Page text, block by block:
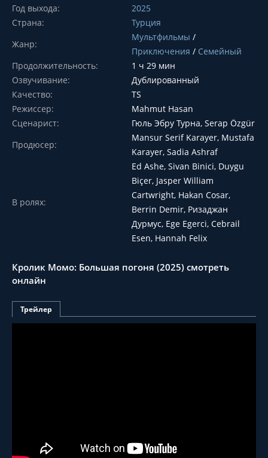
Год выхода:
2025
Страна:
Турция
Жанр:
Мультфильмы /
Приключения / Семейный
Продолжительность:
1 ч 29 мин
Озвучивание:
Дублированный
Качество:
TS
Режиссер:
Mahmut Hasan
Сценарист:
Гюль Эбру Турна, Serap Özgür
Продюсер:
Mansur Serif Karayer, Mustafa
Karayer, Sadia Ashraf
В ролях:
Ed Ashe, Sivan Binici, Duygu
Biçer, Jasper William
Cartwright, Hakan Cosar,
Berrin Demir, Ризаджан
Дурмус, Ege Egerci, Cebrail
Esen, Hannah Felix
Кролик Момо: Большая погоня (2025) смотреть
онлайн
Трейлер